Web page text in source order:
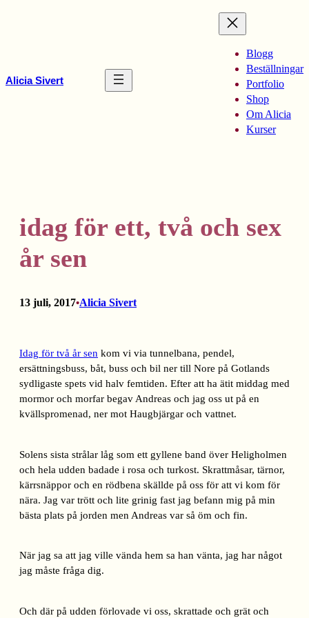
Alicia Sivert
Blogg
Beställningar
Portfolio
Shop
Om Alicia
Kurser
idag för ett, två och sex
år sen
13 juli, 2017•Alicia Sivert
Idag för två år sen kom vi via tunnelbana, pendel,
ersättningsbuss, båt, buss och bil ner till Nore på Gotlands
sydligaste spets vid halv femtiden. Efter att ha ätit middag med
mormor och morfar begav Andreas och jag oss ut på en
kvällspromenad, ner mot Haugbjärgar och vattnet.
Solens sista strålar låg som ett gyllene band över Heligholmen
och hela udden badade i rosa och turkost. Skrattmåsar, tärnor,
kärrsnäppor och en rödbena skällde på oss för att vi kom för
nära. Jag var trött och lite grinig fast jag befann mig på min
bästa plats på jorden men Andreas var så öm och fin.
När jag sa att jag ville vända hem sa han vänta, jag har något
jag måste fråga dig.
Och där på udden förlovade vi oss, skrattade och grät och